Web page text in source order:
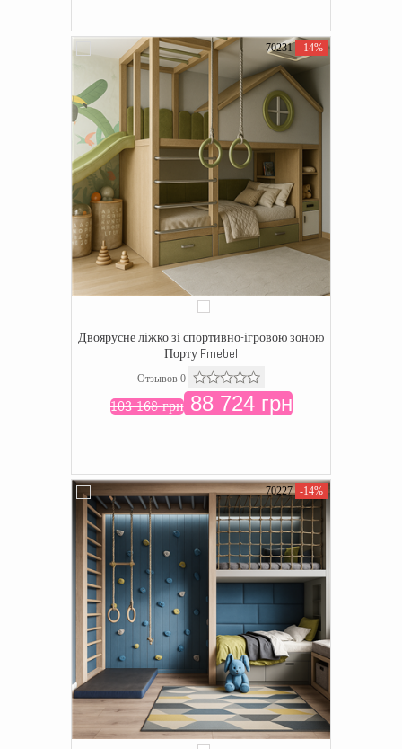
70231 -14%
Двоярусне ліжко зі спортивно-ігровою зоною
Порту Fmebel
Отзывов 0
103 168 грн88 724 грн
70227 -14%